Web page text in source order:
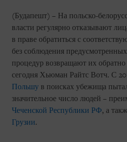
(Будапешт) – На польско-
власти регулярно отказывают
в праве обратиться с
без соблюдения
процедур возвращают их обратно
сегодня Хьюман Райтс Вотч. С
Польшу в поисках убежища
значительное число людей –
Чеченской Республики РФ, а
Грузии.